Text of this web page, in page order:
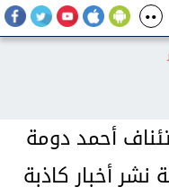
أحمد دومة
أخبار كاذبة